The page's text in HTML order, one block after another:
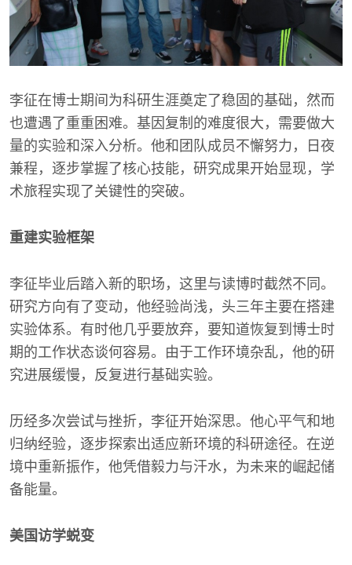
李征在博士期间为科研生涯奠定了稳固的基础，然而
也遭遇了重重困难。基因复制的难度很大，需要做大
量的实验和深入分析。他和团队成员不懈努力，日夜
兼程，逐步掌握了核心技能，研究成果开始显现，学
术旅程实现了关键性的突破。
重建实验框架
李征毕业后踏入新的职场，这里与读博时截然不同。
研究方向有了变动，他经验尚浅，头三年主要在搭建
实验体系。有时他几乎要放弃，要知道恢复到博士时
期的工作状态谈何容易。由于工作环境杂乱，他的研
究进展缓慢，反复进行基础实验。
历经多次尝试与挫折，李征开始深思。他心平气和地
归纳经验，逐步探索出适应新环境的科研途径。在逆
境中重新振作，他凭借毅力与汗水，为未来的崛起储
备能量。
美国访学蜕变